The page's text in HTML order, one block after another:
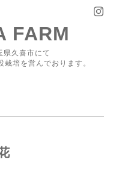
FARM
県久喜市にて
培を営んでおります。